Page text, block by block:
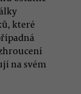
které
na svém